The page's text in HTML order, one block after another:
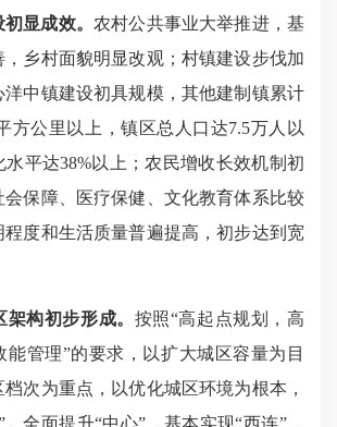
显成效。 农村公共事业大举推进，基
乡村面貌明显改观；村镇建设步伐加
中镇建设初具规模，其他建制镇累计
方公里以上，镇区总人口达7.5万人以
水平达38%以上；农民增收长效机制初
会保障、医疗保健、文化教育体系比较
度和生活质量普遍提高，初步达到宽
架构初步形成。 按照“高起点规划，高
能管理”的要求，以扩大城区容量为目
次为重点，以优化城区环境为根本，
全面提升“中心”，基本实现“西连”，